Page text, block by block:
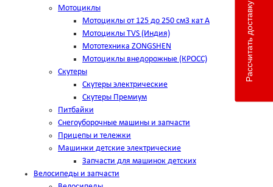
Мотоциклы
Мотоциклы от 125 до 250 см3 кат А
Мотоциклы TVS (Индия)
Мототехника ZONGSHEN
Мотоциклы внедорожные (КРОСС)
Скутеры
Скутеры электрические
Скутеры Премиум
Питбайки
Снегоуборочные машины и запчасти
Прицепы и тележки
Машинки детские электрические
Запчасти для машинок детских
Велосипеды и запчасти
Рассчитать доставку